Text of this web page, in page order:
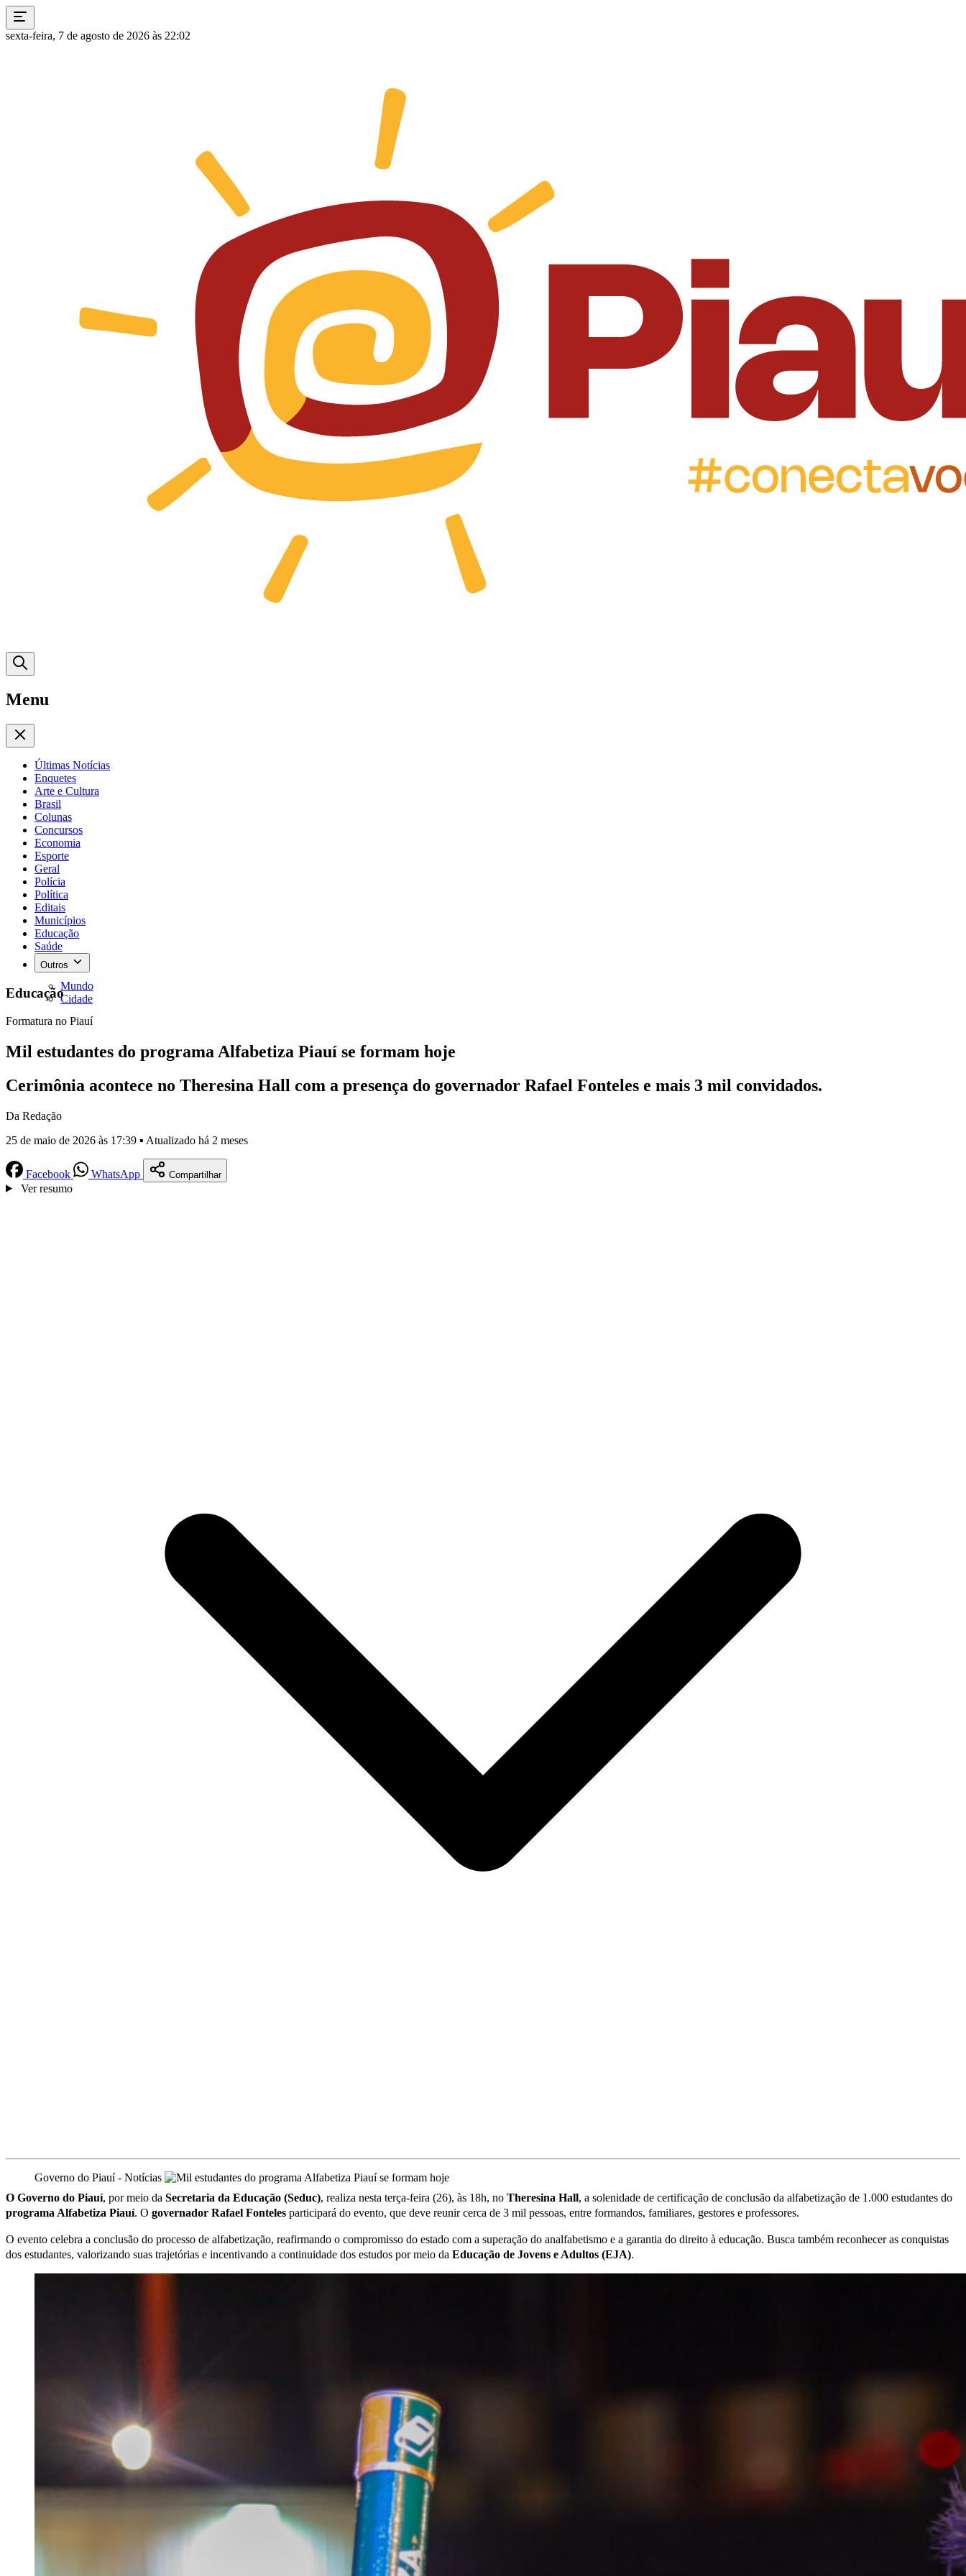
sexta-feira, 7 de agosto de 2026 às 22:02
Menu
Últimas Notícias
Enquetes
Arte e Cultura
Brasil
Colunas
Concursos
Economia
Esporte
Geral
Polícia
Política
Editais
Municípios
Educação
Saúde
Outros
Mundo
Cidade
Educação
Formatura no Piauí
Mil estudantes do programa Alfabetiza Piauí se formam hoje
Cerimônia acontece no Theresina Hall com a presença do governador Rafael Fonteles e mais 3 mil convidados.
Da Redação
25 de maio de 2026 às 17:39 ▪ Atualizado há 2 meses
Facebook WhatsApp Compartilhar
Ver resumo
Governo do Piauí - Notícias
O Governo do Piauí, por meio da Secretaria da Educação (Seduc), realiza nesta terça-feira (26), às 18h, no Theresina Hall, a solenidade de certificação de conclusão da alfabetização de 1.000 estudantes do
programa Alfabetiza Piauí. O governador Rafael Fonteles participará do evento, que deve reunir cerca de 3 mil pessoas, entre formandos, familiares, gestores e professores.
O evento celebra a conclusão do processo de alfabetização, reafirmando o compromisso do estado com a superação do analfabetismo e a garantia do direito à educação. Busca também reconhecer as conquistas
dos estudantes, valorizando suas trajetórias e incentivando a continuidade dos estudos por meio da Educação de Jovens e Adultos (EJA).